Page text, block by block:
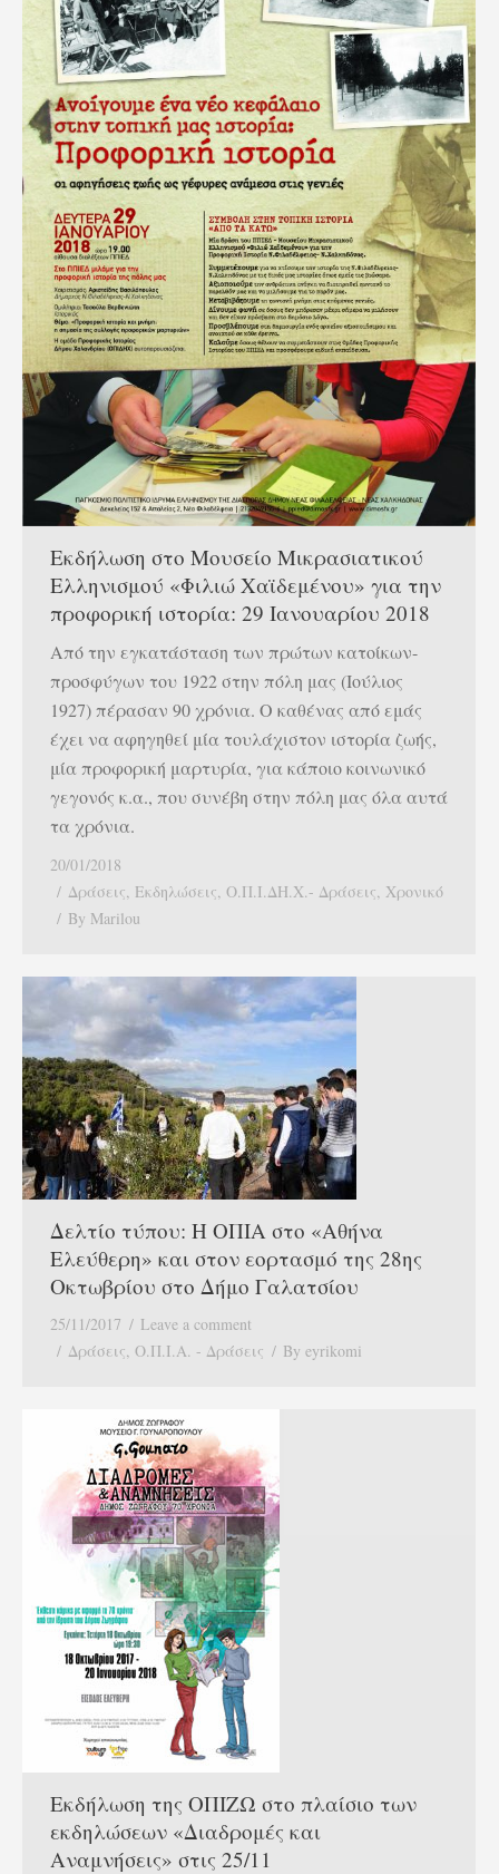
Εκδήλωση στο Μουσείο Μικρασιατικού
Ελληνισμού «Φιλιώ Χαϊδεμένου» για την
προφορική ιστορία: 29 Ιανουαρίου 2018
Από την εγκατάσταση των πρώτων κατοίκων-
προσφύγων του 1922 στην πόλη μας (Ιούλιος
1927) πέρασαν 90 χρόνια. Ο καθένας από εμάς
έχει να αφηγηθεί μία τουλάχιστον ιστορία ζωής,
μία προφορική μαρτυρία, για κάποιο κοινωνικό
γεγονός κ.α., που συνέβη στην πόλη μας όλα αυτά
τα χρόνια.
20/01/2018
Δράσεις, Εκδηλώσεις, Ο.Π.Ι.ΔΗ.Χ.- Δράσεις, Χρονικό
By Marilou
Δελτίο τύπου: H ΟΠΙΑ στο «Αθήνα
Ελεύθερη» και στον εορτασμό της 28ης
Οκτωβρίου στο Δήμο Γαλατσίου
25/11/2017
Leave a comment
Δράσεις, Ο.Π.Ι.Α. - Δράσεις By eyrikomi
Εκδήλωση της ΟΠΙΖΩ στο πλαίσιο των
εκδηλώσεων «Διαδρομές και
Αναμνήσεις» στις 25/11